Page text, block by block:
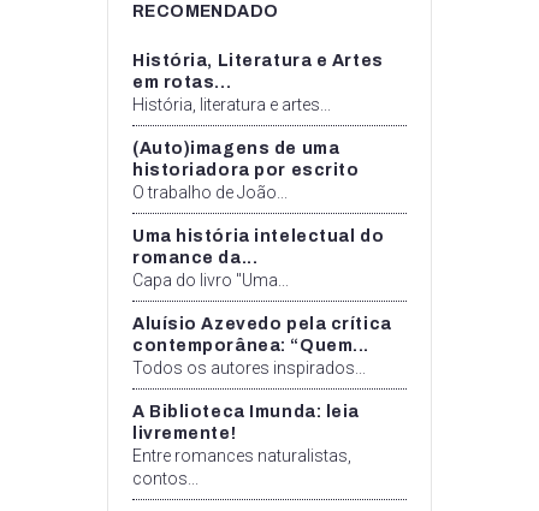
RECOMENDADO
História, Literatura e Artes
em rotas...
História, literatura e artes...
(Auto)imagens de uma
historiadora por escrito
O trabalho de João...
Uma história intelectual do
romance da...
Capa do livro "Uma...
Aluísio Azevedo pela crítica
contemporânea: “Quem...
Todos os autores inspirados...
A Biblioteca Imunda: leia
livremente!
Entre romances naturalistas,
contos...